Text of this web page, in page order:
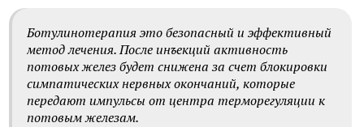
Ботулинотерапия это безопасный и эффективный
метод лечения. После инъекций активность
потовых желез будет снижена за счет блокировки
симпатических нервных окончаний, которые
передают импульсы от центра терморегуляции к
потовым железам.